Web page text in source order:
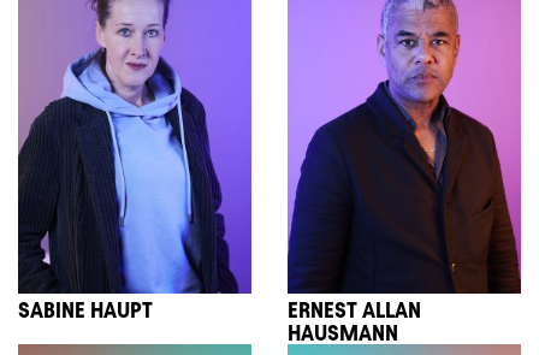
SABINE HAUPT
ERNEST ALLAN
HAUSMANN